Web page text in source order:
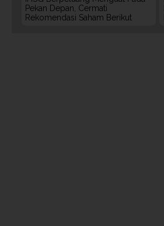
Pekan Depan, Cermati
Rekomendasi Saham Berikut